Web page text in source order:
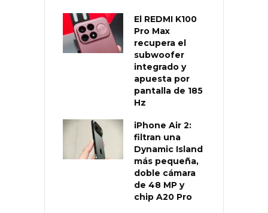
El REDMI K100
Pro Max
recupera el
subwoofer
integrado y
apuesta por
pantalla de 185
Hz
iPhone Air 2:
filtran una
Dynamic Island
más pequeña,
doble cámara
de 48 MP y
chip A20 Pro